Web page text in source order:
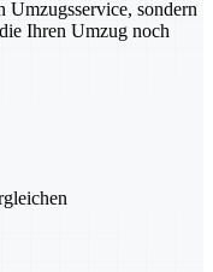
sondern
Ihren Umzug noch